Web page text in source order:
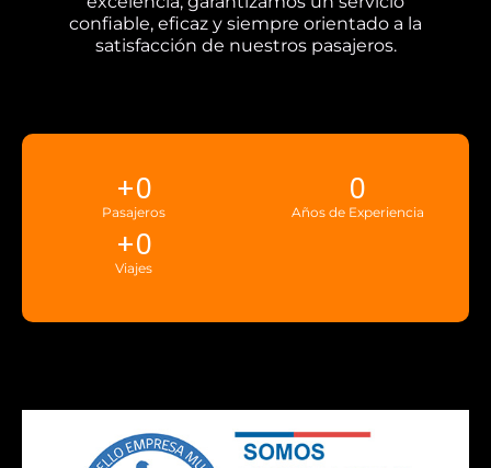
confiable, eficaz y siempre orientado a la
satisfacción de nuestros pasajeros.
Pasajeros
+0
Años de Experiencia
0
Viajes
+0